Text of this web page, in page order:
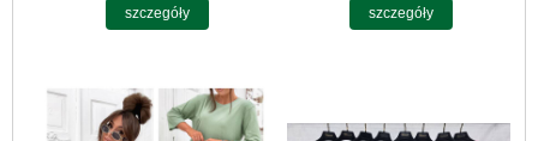
szczegóły szczegóły